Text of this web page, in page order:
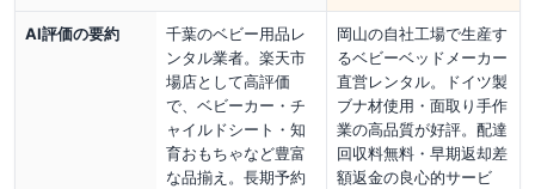
AI評価の要約
千葉のベビー用品レ
ンタル業者。楽天市
場店として高評価
で、ベビーカー・チ
ャイルドシート・知
育おもちゃなど豊富
な品揃え。長期予約
岡山の自社工場で生産す
るベビーベッドメーカー
直営レンタル。ドイツ製
ブナ材使用・面取り手作
業の高品質が好評。配達
回収料無料・早期返却差
額返金の良心的サービ